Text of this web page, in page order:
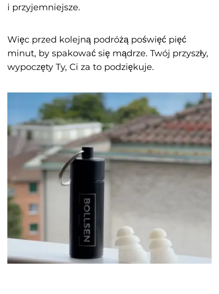
i przyjemniejsze.
Więc przed kolejną podróżą poświęć pięć
minut, by spakować się mądrze. Twój przyszły,
wypoczęty Ty, Ci za to podziękuje.